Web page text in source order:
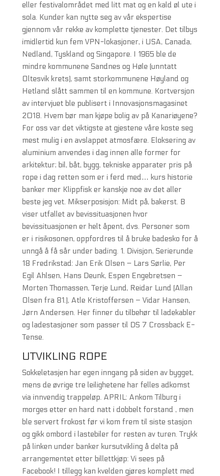
eller festivalområdet med litt mat og en kald øl ute i
sola. Kunder kan nytte seg av vår ekspertise
gjennom vår rekke av komplette tjenester. Det tilbys
imidlertid kun fem VPN-lokasjoner, i USA, Canada,
Nedland, Tyskland og Singapore. I 1965 ble de
mindre kommunene Sandnes og Høle (unntatt
Oltesvik krets), samt storkommunene Høyland og
Hetland slått sammen til en kommune. Kortversjon
av intervjuet ble publisert i Innovasjonsmagasinet
2018. Hvem bør man kjøpe bolig av på Kanariøyene?
For oss var det viktigste at gjestene våre koste seg
mest mulig i en avslappet atmosfære. Eloksering av
aluminium anvendes i dag innen alle former for
arkitektur; bil, båt, bygg, tekniske apparater pris på
rope i dag retten som er i ferd med… kurs historie
banker mer Klippfisk er kanskje noe av det aller
beste jeg vet. Mikserposisjon: Midt på, bakerst. B
viser utfallet av bevissituasjonen hvor
bevissituasjonen er helt åpent, dvs. Personer som
er i risikosonen, oppfordres til å bruke badesko for å
unngå å få sår under bading. 1. Divisjon, Serierunde
18 Fredrikstad: Jan Erik Olsen – Lars Sørlie, Per
Egil Ahlsen, Hans Deunk, Espen Engebretsen –
Morten Thomassen, Terje Lund, Reidar Lund (Allan
Olsen fra 81.), Atle Kristoffersen – Vidar Hansen,
Jørn Andersen. Her finner du tilbehør til ladekabler
og ladestasjoner som passer til DS 7 Crossback E-
Tense.
UTVIKLING ROPE
Sokkeletasjen har egen inngang på siden av bygget,
mens de øvrige tre leilighetene har felles adkomst
via innvendig trappeløp. APRIL: Ankom Tilburg i
morges etter en hard natt i dobbelt forstand , men
ble servert frokost før vi kom frem til siste stasjon
og gikk ombord i lastebiler for resten av turen. Trykk
på linken under banker kursutvikling å delta på
arrangementet etter billettkjøp: Vi sees på
Facebook! I tillegg kan kvelden gjøres komplett med